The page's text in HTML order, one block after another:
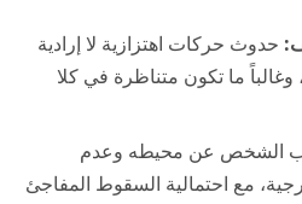
حدوث حركات اهتزازية لا إرادية
ما تكون متناظرة في كلا
الشخص عن محيطه وعدم
مع احتمالية السقوط المفاجئ